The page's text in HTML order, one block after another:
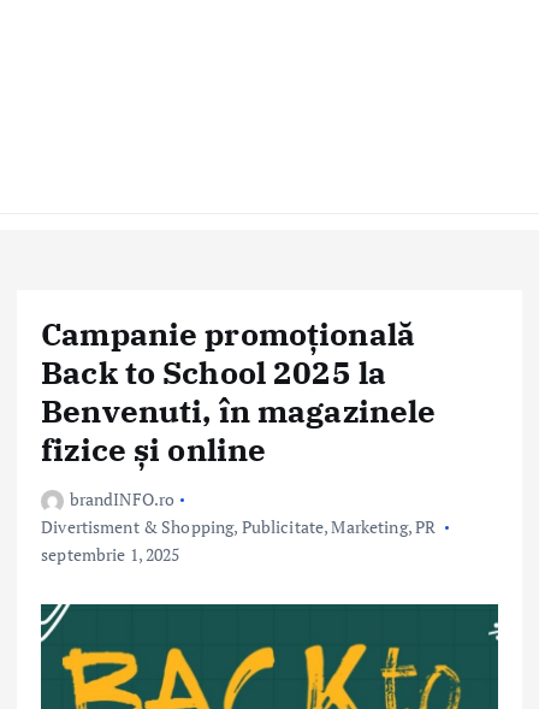
Campanie promoțională
Back to School 2025 la
Benvenuti, în magazinele
fizice și online
brandINFO.ro
Divertisment & Shopping, Publicitate, Marketing, PR
septembrie 1, 2025